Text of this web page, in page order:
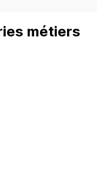
métiers